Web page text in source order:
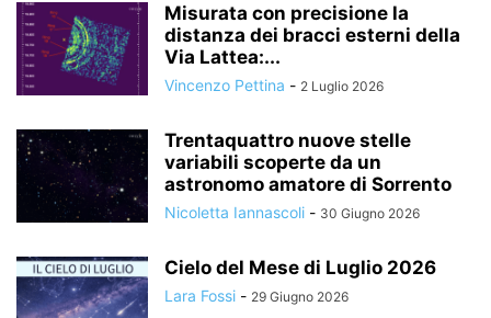
Misurata con precisione la
distanza dei bracci esterni della
Via Lattea:...
Vincenzo Pettina - 2 Luglio 2026
Trentaquattro nuove stelle
variabili scoperte da un
astronomo amatore di Sorrento
Nicoletta Iannascoli - 30 Giugno 2026
Cielo del Mese di Luglio 2026
Lara Fossi - 29 Giugno 2026